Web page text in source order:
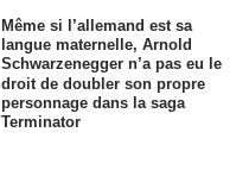
Même si l’allemand est sa
langue maternelle, Arnold
Schwarzenegger n’a pas eu le
droit de doubler son propre
personnage dans la saga
Terminator